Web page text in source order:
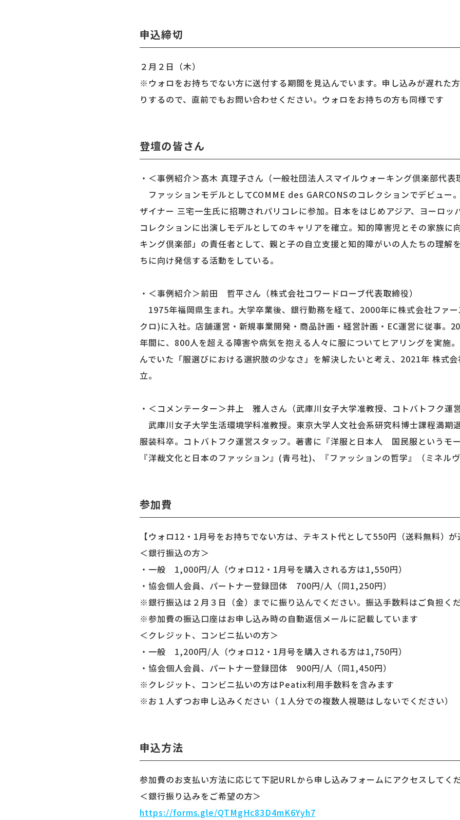
申込締切
２月２日（木）
※ウォロをお持ちでない方に送付する期間を見込んでいます。申し込みが遅れた
りするので、直前でもお問い合わせください。ウォロをお持ちの方も同様です
登壇の皆さん
・＜事例紹介＞髙木 真理子さん（一般社団法人スマイルウォーキング倶楽部代表
ファッションモデルとしてCOMME des GARCONSのコレクションでデビュー
ザイナー 三宅一生氏に招聘されパリコレに参加。日本をはじめアジア、ヨーロッ
コレクションに出演しモデルとしてのキャリアを確立。知的障害児とその家族に
キング倶楽部」の責任者として、親と子の自立支援と知的障がいの人たちの理解
ちに向け発信する活動をしている。
・＜事例紹介＞前田 哲平さん（株式会社コワードローブ代表取締役）
1975年福岡県生まれ。大学卒業後、銀行勤務を経て、2000年に株式会社ファ
クロ)に入社。店舗運営・新規事業開発・商品計画・経営計画・EC運営に従事。
年間に、800人を超える障害や病気を抱える人々に服についてヒアリングを実施
んでいた「服選びにおける選択肢の少なさ」を解決したいと考え、2021年 株式
立。
・＜コメンテーター＞井上 雅人さん（武庫川女子大学准教授、コトバトフク運営
武庫川女子大学生活環境学科准教授。東京大学人文社会系研究科博士課程満期
服装科卒。コトバトフク運営スタッフ。著書に『洋服と日本人 国民服というモ
『洋裁文化と日本のファッション』(青弓社)、『ファッションの哲学』（ミネルヴ
参加費
【ウォロ12・1月号をお持ちでない方は、テキスト代として550円（送料無料）が
＜銀行振込の方＞
・一般 1,000円/人（ウォロ12・1月号を購入される方は1,550円）
・協会個人会員、パートナー登録団体 700円/人（同1,250円）
※銀行振込は２月３日（金）までに振り込んでください。振込手数料はご負担く
※参加費の振込口座はお申し込み時の自動返信メールに記載しています
＜クレジット、コンビニ払いの方＞
・一般 1,200円/人（ウォロ12・1月号を購入される方は1,750円）
・協会個人会員、パートナー登録団体 900円/人（同1,450円）
※クレジット、コンビニ払いの方はPeatix利用手数料を含みます
※お１人ずつお申し込みください（１人分での複数人視聴はしないでください）
申込方法
参加費のお支払い方法に応じて下記URLから申し込みフォームにアクセスしてくだ
＜銀行振り込みをご希望の方＞
https://forms.gle/QTMgHc83D4mK6Yyh7